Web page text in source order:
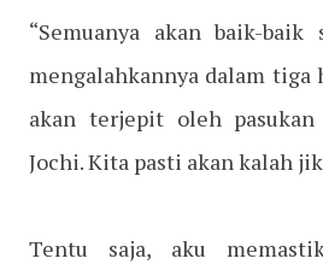
“Semuanya akan baik-
mengalahkannya dalam tiga
akan terjepit oleh pasukan
Jochi. Kita pasti akan kalah
Tentu saja, aku